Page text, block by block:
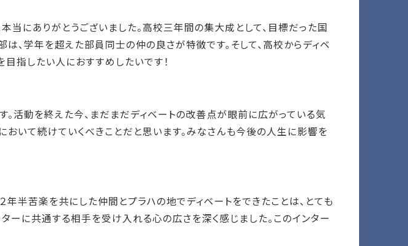
当にありがとうございました。高校三年間の集大成として、目標だった国
、学年を超えた部員同士の仲の良さが特徴です。そして、高校からディベ
指したい人におすすめしたいです！
。活動を終えた今、まだまだディベートの改善点が眼前に広がっている気
おいて続けていくべきことだと思います。みなさんも今後の人生に影響を
年半苦楽を共にした仲間とプラハの地でディベートをできたことは、とても
ーに共通する相手を受け入れる心の広さを深く感じました。このインター